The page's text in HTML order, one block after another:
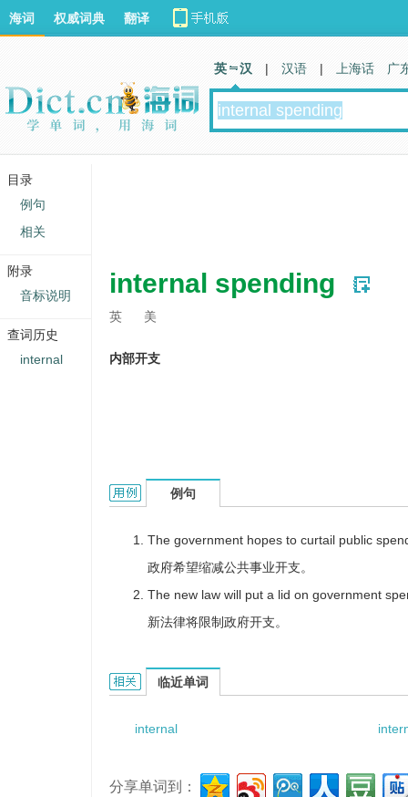
internal spending
英 美
内部开支
internal spending的用法和样例：
例句
The government hopes to curtail public
政府希望缩减公共事业开支。
The new law will put a lid on government
新法律将限制政府开支。
internal spending的相关资料：
临近单词
internal
分享单词到：
海词 权威词典 翻译
英 汉 | 汉语 | 上海话 广
目录
例句
相关
附录
音标说明
查词历史
internal